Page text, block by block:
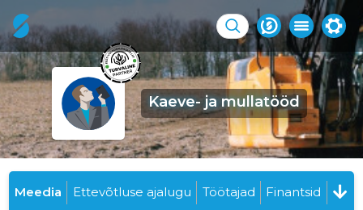
Kaeve- ja mullatööd
Meedia Ettevõtluse ajalugu Töötajad Finantsid